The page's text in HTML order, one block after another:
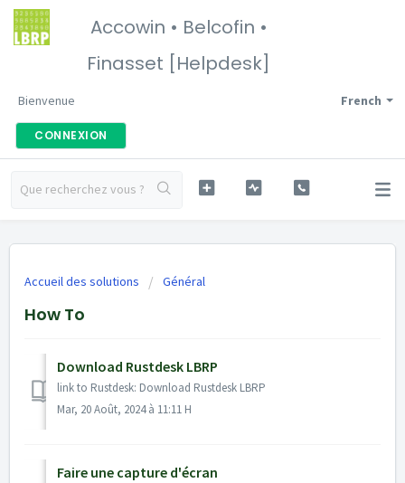
Accowin • Belcofin •
Finasset [Helpdesk]
French
Bienvenue
CONNEXION
Accueil des solutions Général
How To
Download Rustdesk LBRP
link to Rustdesk: Download Rustdesk LBRP
Mar, 20 Août, 2024 à 11:11 H
Faire une capture d'écran